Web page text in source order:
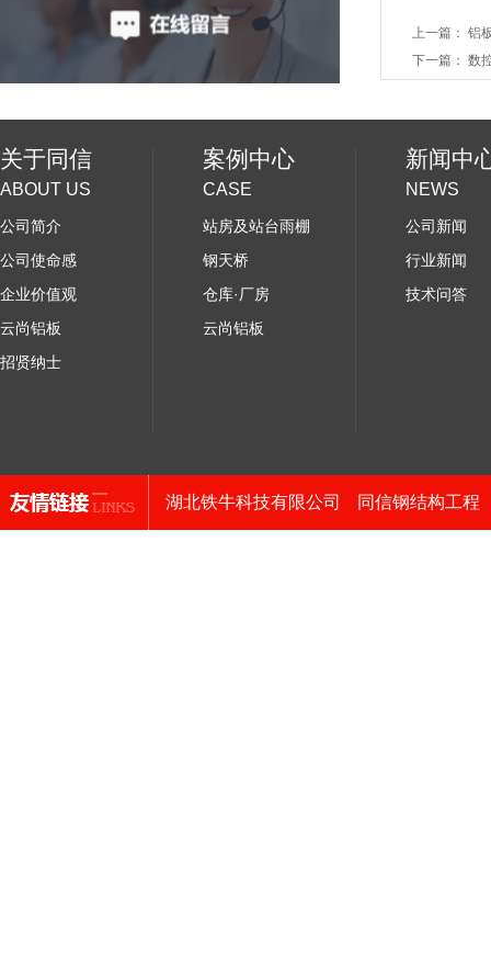
上一篇： 铝
下一篇： 数
关于同信
ABOUT US
公司简介
公司使命感
企业价值观
云尚铝板
招贤纳士
案例中心
CASE
站房及站台雨棚
钢天桥
仓库·厂房
云尚铝板
新闻中
NEWS
公司新闻
行业新闻
技术问答
湖北铁牛科技有限公司 同信钢结构工程